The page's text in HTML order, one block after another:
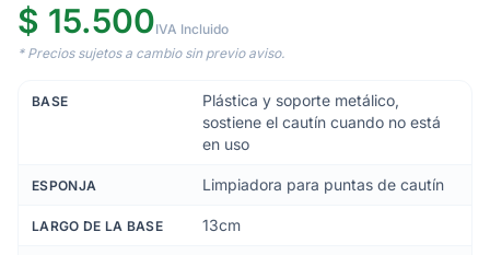
$ 15.500IVA Incluido
* Precios sujetos a cambio sin previo aviso.
BASE
Plástica y soporte metálico,
sostiene el cautín cuando no está
en uso
ESPONJA Limpiadora para puntas de cautín
LARGO DE LA BASE 13cm